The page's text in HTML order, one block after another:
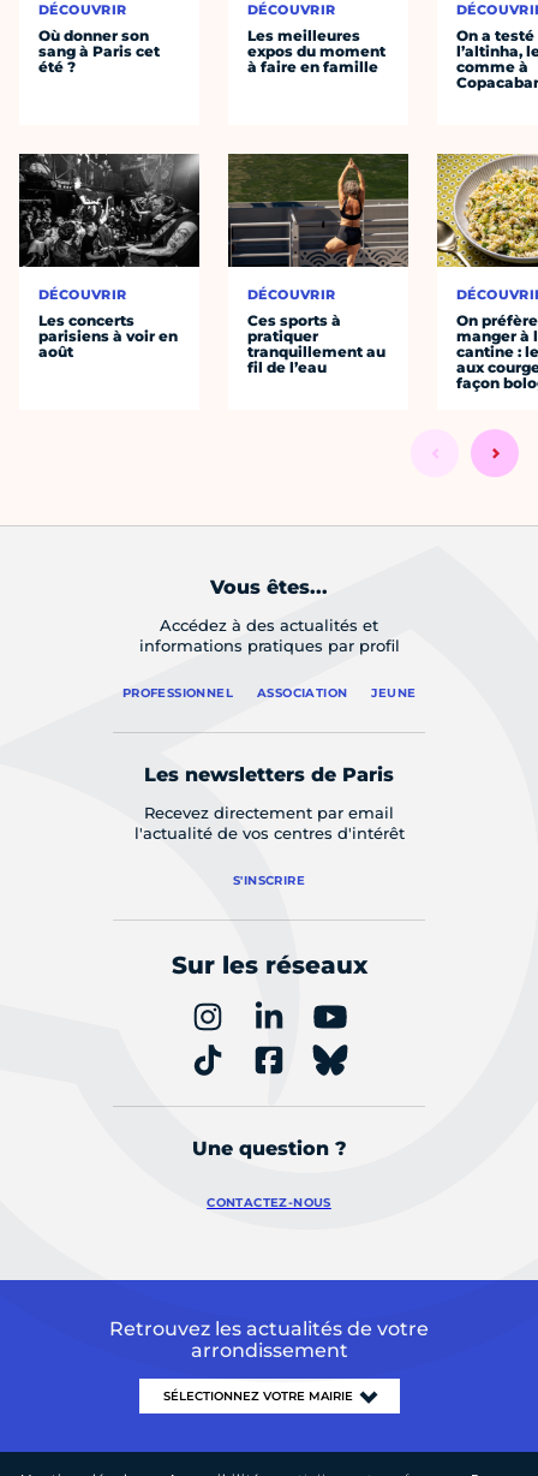
DÉCOUVRIR
Où donner son
sang à Paris cet
été ?
DÉCOUVRIR
Les concerts
parisiens à voir en
août
DÉCOUVRIR
Les meilleures
expos du moment
à faire en famille
DÉCOUVRIR
Ces sports à
pratiquer
tranquillement au
fil de l’eau
On a testé
l’altinha,
comme à
On préfère
manger à
cantine :
aux
façon
Vous êtes...
Accédez à des actualités et
informations pratiques par profil
PROFESSIONNEL ASSOCIATION JEUNE
Les newsletters de Paris
Recevez directement par email
l'actualité de vos centres d'intérêt
S'INSCRIRE
Sur les réseaux
Une question ?
CONTACTEZ-NOUS
Retrouvez les actualités de votre
arrondissement